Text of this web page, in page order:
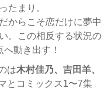
たまり。
からこそ恋だけに夢中
。この相反する状況の
動き出す！
は木村佳乃、吉田羊、
とコミックス1〜7集